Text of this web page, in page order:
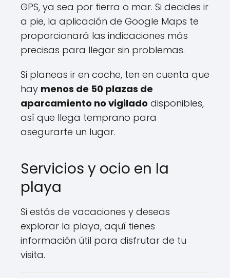
GPS, ya sea por tierra o mar. Si decides ir
a pie, la aplicación de Google Maps te
proporcionará las indicaciones más
precisas para llegar sin problemas.
Si planeas ir en coche, ten en cuenta que
hay menos de 50 plazas de
aparcamiento no vigilado disponibles,
así que llega temprano para
asegurarte un lugar.
Servicios y ocio en la
playa
Si estás de vacaciones y deseas
explorar la playa, aquí tienes
información útil para disfrutar de tu
visita.